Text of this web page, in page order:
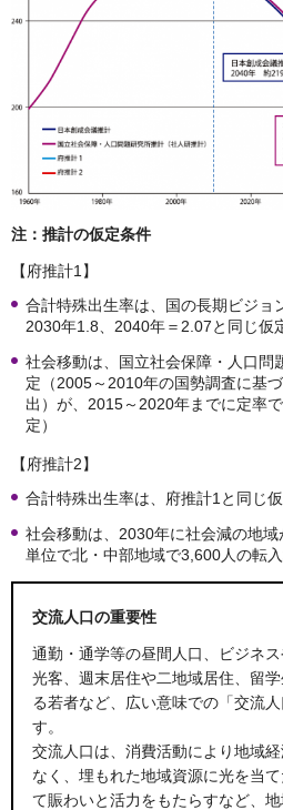
注：推計の仮定条件
【府推計1】
合計特殊出生率は、国の長期ビジョ
2030年1.8、2040年＝2.07と同じ仮
社会移動は、国立社会保障・人口問
定（2005～2010年の国勢調査に基
出）が、2015～2020年までに定率
定）
【府推計2】
合計特殊出生率は、府推計1と同じ
社会移動は、2030年に社会減の地
単位で北・中部地域で3,600人の転
交流人口の重要性
通勤・通学等の昼間人口、ビジネ
光客、週末居住や二地域居住、留
る若者など、広い意味での「交流
す。
交流人口は、消費活動により地域
なく、埋もれた地域資源に光を当
て賑わいと活力をもたらすなど、